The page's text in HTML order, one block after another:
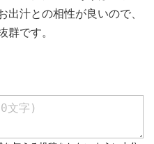
出汁との相性が良いので、
群です。